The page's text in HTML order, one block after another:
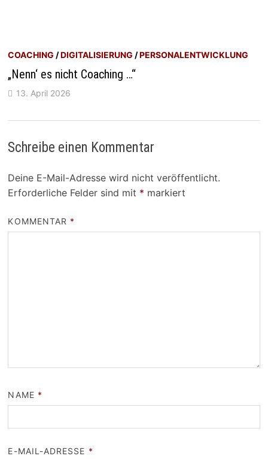
COACHING /DIGITALISIERUNG /PERSONALENTWICKLUNG
„Nenn‘ es nicht Coaching …“
13. April 2026
Schreibe einen Kommentar
Deine E-Mail-Adresse wird nicht veröffentlicht.
Erforderliche Felder sind mit * markiert
KOMMENTAR *
NAME *
E-MAIL-ADRESSE *